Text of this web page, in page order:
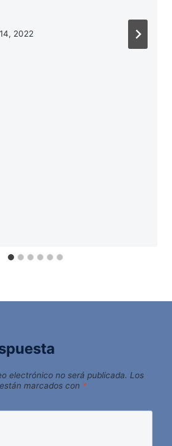
2022
electrónico no será publicada. Los
marcados con *